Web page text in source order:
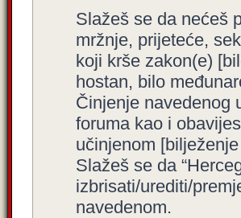
Slažeš se da nećeš
mržnje, prijeteće,
koji krše zakon(e)
hostan, bilo
Činjenje navedenog
foruma kao i
učinjenom
Slažeš se da
izbrisati/urediti/
navedenom.